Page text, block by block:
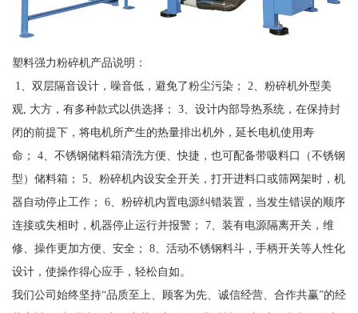
塑料强力粉碎机产品说明：
1、双层隔音设计，噪音低，避免了粉尘污染； 2、粉碎机外型美
观, 大方，有多种款式以供选择； 3、设计内部导热系统，在保持封
闭的前提下，将电机所产生的热量排出机外，延长电机使用寿
命； 4、不锈钢储料箱清洗方便、快捷，也可配备带吸料口（不锈钢
型）储料箱； 5、粉碎机内设安全开关，打开进料口或筛网架时，机
器自动停止工作； 6、粉碎机内置电源纠错装置，当发生错误的顺序
连接或失相时，机器停止运行并报警； 7、装有电源隔离开关，维
修、操作更加方便、安全； 8、活动不锈钢料斗，手柄开关等人性化
设计，使操作得心应手，轻松自如。
我们公司始终坚持“品质至上、顾客为先、诚信经营、合作共赢”的经